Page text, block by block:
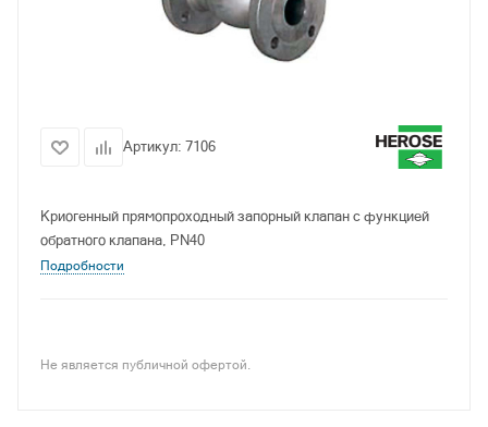
Артикул: 7106
Криогенный прямопроходный запорный клапан с функцией
обратного клапана, PN40
Подробности
Не является публичной офертой.